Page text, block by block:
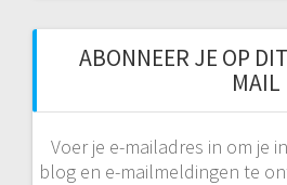
ABONNEER JE OP
MAIL
Voer je e-mailadres in om je
blog en e-mailmeldingen te